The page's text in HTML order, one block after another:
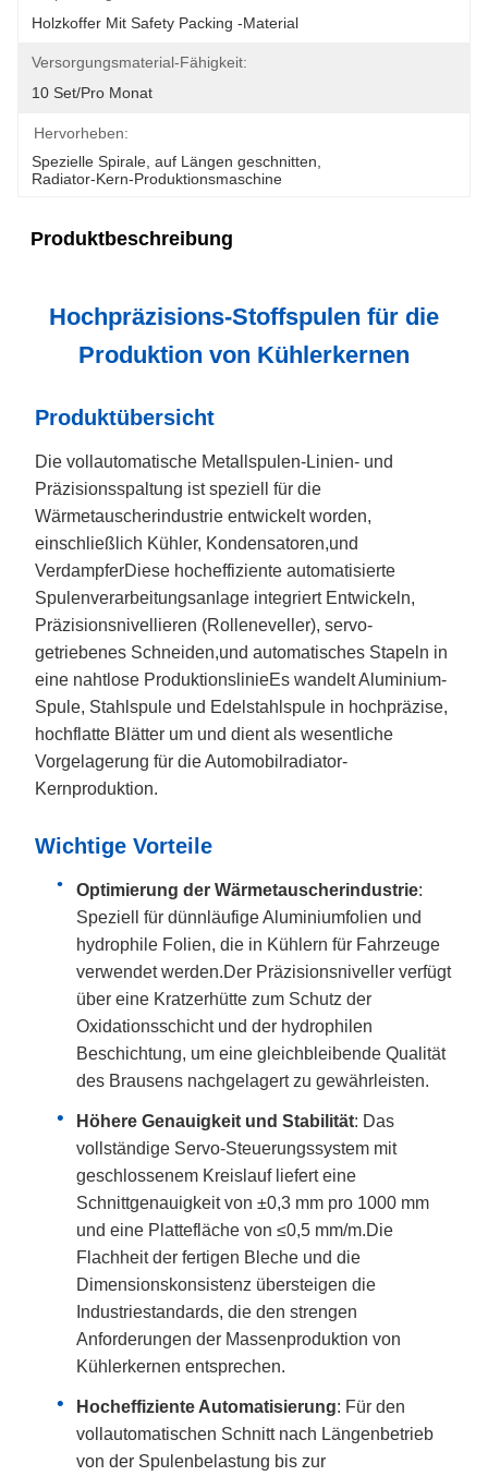
Holzkoffer Mit Safety Packing -Material
Versorgungsmaterial-Fähigkeit:
10 Set/pro Monat
Hervorheben:
Spezielle Spirale auf Längen geschnitten
Radiator-Kern-Produktionsmaschine
Produktbeschreibung
Hochpräzisions-Stoffspulen für die
Produktion von Kühlerkernen
Produktübersicht
Die vollautomatische Metallspulen-Linien- und
Präzisionsspaltung ist speziell für die
Wärmetauscherindustrie entwickelt worden,
einschließlich Kühler, Kondensatoren,und
VerdampferDiese hocheffiziente automatisierte
Spulenverarbeitungsanlage integriert Entwickeln,
Präzisionsnivellieren (Rolleneveller), servo-
getriebenes Schneiden,und automatisches Stapeln in
eine nahtlose ProduktionslinieEs wandelt Aluminium-
Spule, Stahlspule und Edelstahlspule in hochpräzise,
hochflatte Blätter um und dient als wesentliche
Vorgelagerung für die Automobilradiator-
Kernproduktion.
Wichtige Vorteile
Optimierung der Wärmetauscherindustrie:
Speziell für dünnläufige Aluminiumfolien und
hydrophile Folien, die in Kühlern für Fahrzeuge
verwendet werden.Der Präzisionsniveller verfügt
über eine Kratzerhütte zum Schutz der
Oxidationsschicht und der hydrophilen
Beschichtung, um eine gleichbleibende Qualität
des Brausens nachgelagert zu gewährleisten.
Höhere Genauigkeit und Stabilität: Das
vollständige Servo-Steuerungssystem mit
geschlossenem Kreislauf liefert eine
Schnittgenauigkeit von ±0,3 mm pro 1000 mm
und eine Plattefläche von ≤0,5 mm/m.Die
Flachheit der fertigen Bleche und die
Dimensionskonsistenz übersteigen die
Industriestandards, die den strengen
Anforderungen der Massenproduktion von
Kühlerkernen entsprechen.
Hocheffiziente Automatisierung: Für den
vollautomatischen Schnitt nach Längenbetrieb
von der Spulenbelastung bis zur